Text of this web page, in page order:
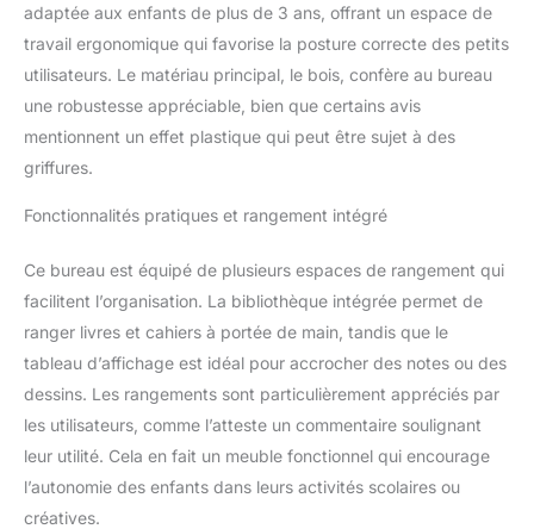
l'usure et l'anti-rayure. Et
les 4 pieds de la chaise
de pin massif pour une
stabilité globale(charge
max 50kg.)
dossier confortable et
à votre enfant de
confortablement. La
distance du sol jusqu'au
dessus de la table est de
61 cm et la hauteur du
protègant leur colonne
vertébrale et leur vue.
【Meuble pratique】Ce
adaptée aux enfants de plus de 3 ans, offrant un espace de
travail ergonomique qui favorise la posture correcte des petits
utilisateurs. Le matériau principal, le bois, confère au bureau
une robustesse appréciable, bien que certains avis
mentionnent un effet plastique qui peut être sujet à des
griffures.
Fonctionnalités pratiques et rangement intégré
Ce bureau est équipé de plusieurs espaces de rangement qui
facilitent l’organisation. La bibliothèque intégrée permet de
ranger livres et cahiers à portée de main, tandis que le
tableau d’affichage est idéal pour accrocher des notes ou des
dessins. Les rangements sont particulièrement appréciés par
les utilisateurs, comme l’atteste un commentaire soulignant
leur utilité. Cela en fait un meuble fonctionnel qui encourage
l’autonomie des enfants dans leurs activités scolaires ou
créatives.